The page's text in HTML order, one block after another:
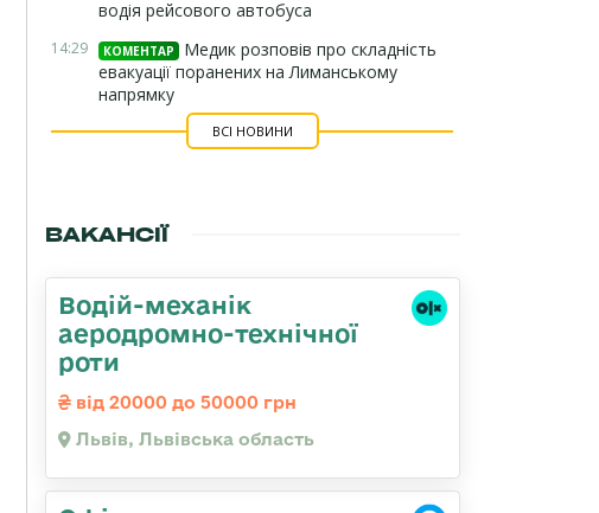
водія рейсового автобуса
14:29 КОМЕНТАР
Медик розповів про складність
евакуації поранених на Лиманському
напрямку
ВСІ НОВИНИ
ВАКАНСІЇ
Водій-механік
аеродромно-технічної
роти
від 20000 до 50000 грн
Львів, Львівська область